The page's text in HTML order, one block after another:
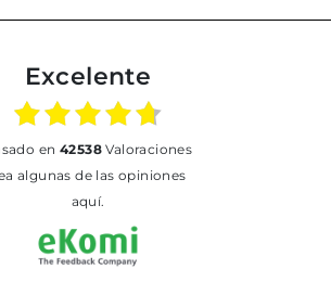
Excelente
en 42538Valoraciones
aquí.